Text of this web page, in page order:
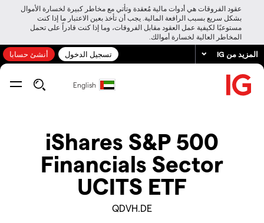
عقود الفروقات هي أدوات مالية مُعقدة وتأتي مع مخاطر كبيرة لخسارة الأموال
بشكل سريع بسبب الرافعة المالية. يجب أن تأخذ بعين الاعتبار ما إذا كنت
مستوعبًا لكيفية عمل العقود مقابل الفروقات، وما إذا كنت قادراً على تحمل
المخاطر العالية لخسارة أموالك.
المزيد من IG تسجيل الدخول أنشئ حسابا
English
iShares S&P 500
Financials Sector
UCITS ETF
QDVH.DE